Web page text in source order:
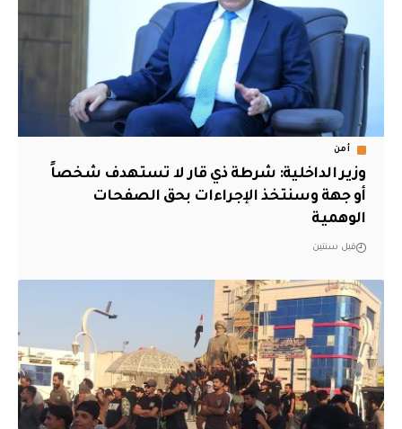
أمن
وزير الداخلية: شرطة ذي قار لا تستهدف شخصاً
أو جهة وسنتخذ الإجراءات بحق الصفحات
الوهمية
قبل سنتين